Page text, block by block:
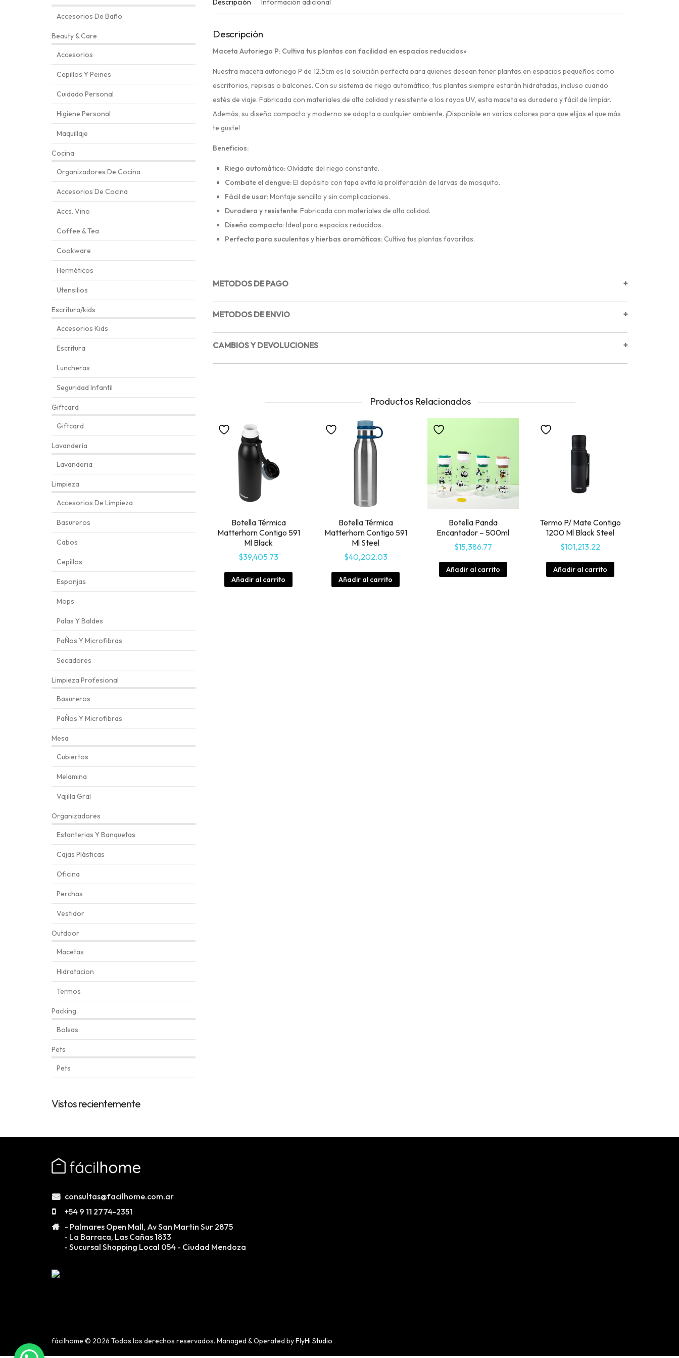
Descripción Información adicional
Descripción
Maceta Autoriego P: Cultiva tus plantas con facilidad en espacios reducidos»
Nuestra maceta autoriego P de 12.5cm es la solución perfecta para quienes desean tener plantas en espacios pequeños como
escritorios, repisas o balcones. Con su sistema de riego automático, tus plantas siempre estarán hidratadas, incluso cuando
estés de viaje. Fabricada con materiales de alta calidad y resistente a los rayos UV, esta maceta es duradera y fácil de limpiar.
Además, su diseño compacto y moderno se adapta a cualquier ambiente. ¡Disponible en varios colores para que elijas el que más
te guste!
Beneficios:
Riego automático:Olvídate del riego constante.
Combate el dengue:El depósito con tapa evita la proliferación de larvas de mosquito.
Fácil de usar:Montaje sencillo y sin complicaciones.
Duradera y resistente:Fabricada con materiales de alta calidad.
Diseño compacto:Ideal para espacios reducidos.
Perfecta para suculentas y hierbas aromáticas:Cultiva tus plantas favoritas.
METODOS DE PAGO +
METODOS DE ENVIO +
CAMBIOS Y DEVOLUCIONES +
Productos Relacionados
Botella Térmica
Matterhorn Contigo 591
Ml Black
$39,405.73
Añadir al carrito
Botella Térmica
Matterhorn Contigo 591
Ml Steel
$40,202.03
Añadir al carrito
Botella Panda
Encantador – 500ml
$15,386.77
Añadir al carrito
Termo P/ Mate Contigo
1200 Ml Black Steel
$101,213.22
Añadir al carrito
Accesorios De Baño
Beauty & Care
Accesorios
Cepillos Y Peines
Cuidado Personal
Higiene Personal
Maquillaje
Cocina
Organizadores De Cocina
Accesorios De Cocina
Accs. Vino
Coffee & Tea
Cookware
Herméticos
Utensilios
Escritura/kids
Accesorios Kids
Escritura
Luncheras
Seguridad Infantil
Giftcard
Giftcard
Lavanderia
Lavanderia
Limpieza
Accesorios De Limpieza
Basureros
Cabos
Cepillos
Esponjas
Mops
Palas Y Baldes
PaÑos Y Microfibras
Secadores
Limpieza Profesional
Basureros
PaÑos Y Microfibras
Mesa
Cubiertos
Melamina
Vajilla Gral
Organizadores
Estanterias Y Banquetas
Cajas Plásticas
Oficina
Perchas
Vestidor
Outdoor
Macetas
Hidratacion
Termos
Packing
Bolsas
Pets
Pets
Hierarchic
Version
|
Author:
Atakan
Docs:
plugin.html
|
Vistos recientemente
consultas@facilhome.com.ar
+54 9 11 2774-2351
- Palmares Open Mall, Av San Martin Sur 2875
- La Barraca, Las Cañas 1833
- Sucursal Shopping Local 054 - Ciudad Mendoza
fácilhome © 2026 Todos los derechos reservados. Managed & Operated byFlyHi Studio